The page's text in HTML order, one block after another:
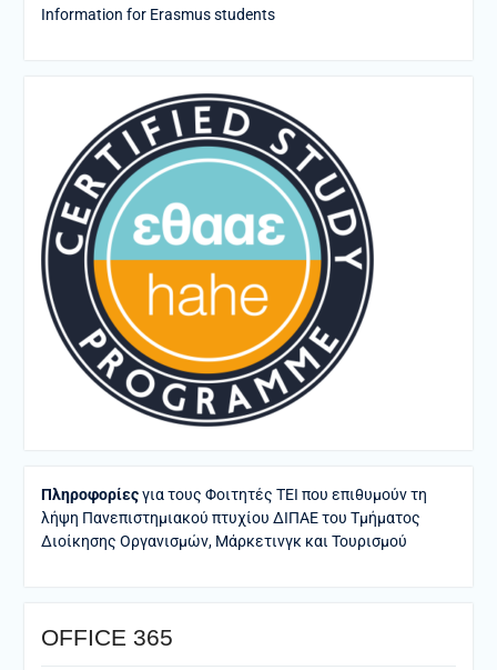
Information for Erasmus students
Πληροφορίεςγια τους Φοιτητές ΤΕΙ που επιθυμούν τη
λήψη Πανεπιστημιακού πτυχίου ΔΙΠΑΕ του Τμήματος
Διοίκησης Οργανισμών, Μάρκετινγκ και Τουρισμού
ΟFFICE 365